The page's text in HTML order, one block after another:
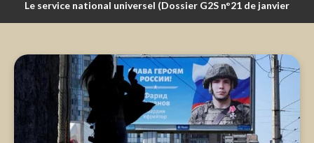
Le service national universel (Dossier G2S n°21 de janvier
Les changements affectant nos conditions d’engagement
commandement et notre responsabilité de Soldat.